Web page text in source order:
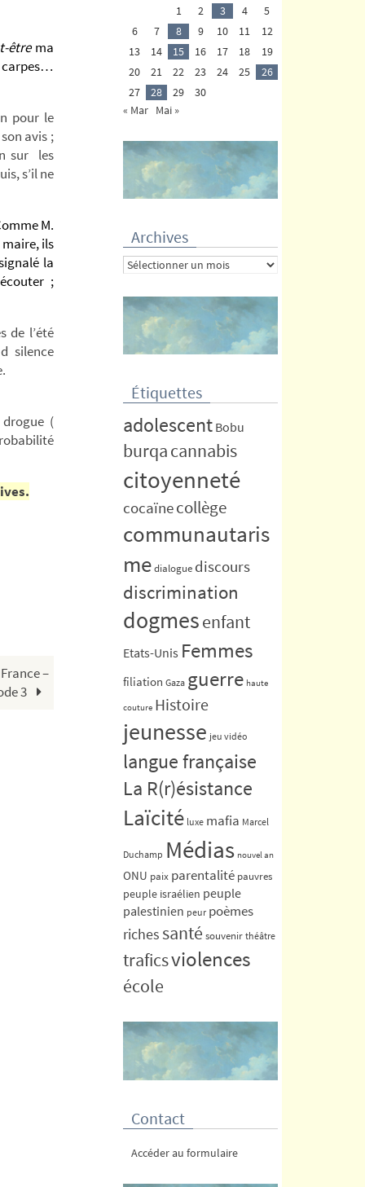
êtrema
carpes…
pour le
avis ;
sur les
s’il ne
M.
ils
la
;
de l’été
silence
(
–
3
1 2 3 4
5
6
7 8 9 10 11
12
13
14 15 16 17 18
19
20
21 22 23 24 25
26
27
28 29
30
« Mar Mai »
Archives
Archives
Étiquettes
adolescent Bobu
burqacannabis
citoyenneté
cocaïnecollège
communautaris
medialogue discours
discrimination
dogmesenfant
Etats-Unis Femmes
filiation Gaza guerre haute
couture Histoire
jeunesse jeu vidéo
langue française
La R(r)ésistance
Laïcité luxe mafia Marcel
Duchamp Médias nouvel an
ONU paix parentalité pauvres
peuple israélien peuple
palestinien peur poèmes
riches santé souvenir théâtre
traficsviolences
école
Contact
Accéder au formulaire